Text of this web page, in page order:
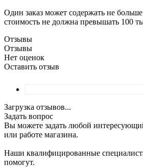
Один заказ может содержать не
стоимость не должна превышать 100
Отзывы
Отзывы
Нет оценок
Оставить отзыв
Загрузка отзывов...
Задать вопрос
Вы можете задать любой
или работе магазина.
Наши квалифицированные
помогут.